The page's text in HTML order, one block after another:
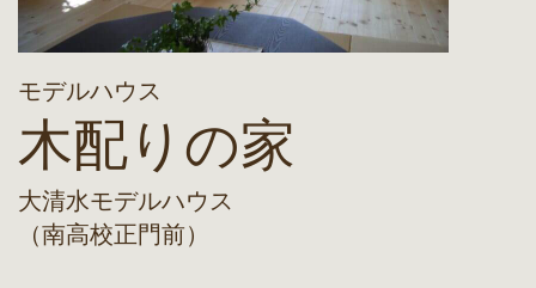
モデルハウス
木配りの家
大清水モデルハウス
（南高校正門前）